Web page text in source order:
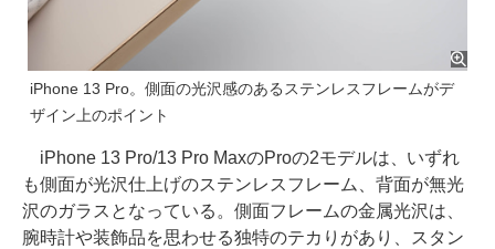
iPhone 13 Pro。側面の光沢感のあるステンレスフレームがデ
ザイン上のポイント
iPhone 13 Pro/13 Pro MaxのProの2モデルは、いずれ
も側面が光沢仕上げのステンレスフレーム、背面が無光
沢のガラスとなっている。側面フレームの金属光沢は、
腕時計や装飾品を思わせる独特のテカりがあり、スタン